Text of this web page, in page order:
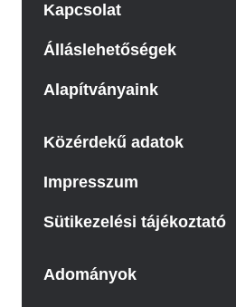
Kapcsolat
Álláslehetőségek
Alapítványaink
Közérdekű adatok
Impresszum
Sütikezelési tájékoztató
Adományok